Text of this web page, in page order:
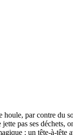
par contre du
pas ses déchets,
: un tête-à-tête